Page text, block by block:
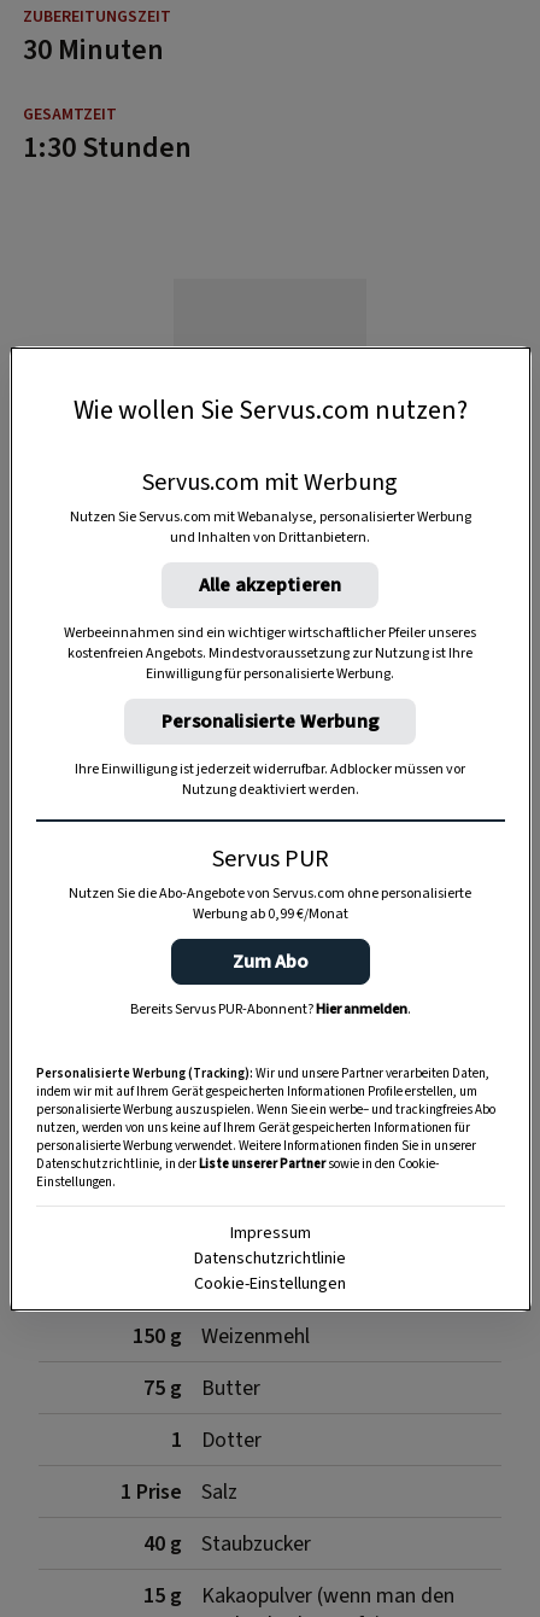
30 Minuten
1:30 Stunden
Anzeige
SPEICHERN DRUCKEN
Zutaten für den Mürbteig
150 g
Weizenmehl
75 g
Butter
1
Dotter
1 Prise
Salz
40 g
Staubzucker
15 g
Kakaopulver (wenn man den
Wie wollen Sie Servus.com nutzen?
Servus.com mit Werbung
Nutzen Sie Servus.com mit Webanalyse, personalisierter Werbung
und Inhalten von Drittanbietern.
Alle akzeptieren
Werbeeinnahmen sind ein wichtiger wirtschaftlicher Pfeiler unseres
kostenfreien Angebots. Mindestvoraussetzung zur Nutzung ist Ihre
Einwilligung für personalisierte Werbung.
Personalisierte Werbung
Ihre Einwilligung ist jederzeit widerrufbar. Adblocker müssen vor
Nutzung deaktiviert werden.
Servus PUR
Nutzen Sie die Abo-Angebote von Servus.com ohne personalisierte
Werbung ab 0,99 €/Monat
Zum Abo
Bereits Servus PUR-Abonnent?Hier anmelden.
Personalisierte Werbung (Tracking): Wir und unsere Partner verarbeiten Daten,
indem wir mit auf Ihrem Gerät gespeicherten Informationen Profile erstellen, um
personalisierte Werbung auszuspielen. Wenn Sie ein werbe– und trackingfreies Abo
nutzen, werden von uns keine auf Ihrem Gerät gespeicherten Informationen für
personalisierte Werbung verwendet. Weitere Informationen finden Sie in unserer
Datenschutzrichtlinie, in derListe unserer Partnersowie in den Cookie-
Einstellungen.
Impressum
Datenschutzrichtlinie
Cookie-Einstellungen